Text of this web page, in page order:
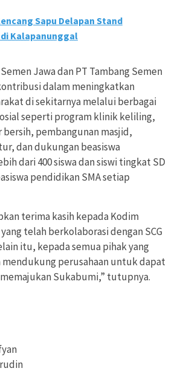
Sapu Delapan Stand
Kalapanunggal
Jawa dan PT Tambang Semen
dalam meningkatkan
di sekitarnya melalui berbagai
seperti program klinik keliling,
bersih, pembangunan masjid,
dan dukungan beasiswa
dari 400 siswa dan siswi tingkat SD
pendidikan SMA setiap
terima kasih kepada Kodim
telah berkolaborasi dengan SCG
itu, kepada semua pihak yang
mendukung perusahaan untuk dapat
Sukabumi,” tutupnya.